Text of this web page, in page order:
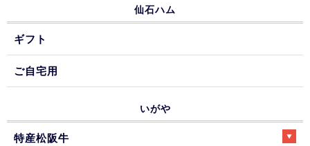
仙石ハム
ギフト
ご自宅用
いがや
特産松阪牛